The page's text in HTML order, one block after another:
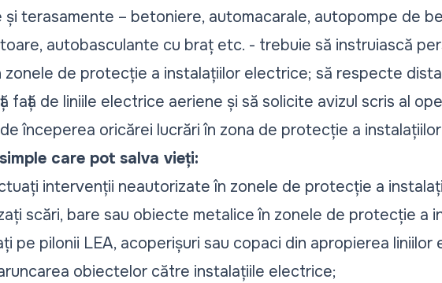
și terasamente – betoniere, automacarale, autopompe de
autobasculante cu braț etc. - trebuie să instruiască
zonele de protecție a instalațiilor electrice; să respecte
față de liniile electrice aeriene și să solicite avizul scris al
începerea oricărei lucrări în zona de protecție a
care pot salva vieți:
intervenții neautorizate în zonele de protecție a
scări, bare sau obiecte metalice în zonele de protecție a
pe pilonii LEA, acoperișuri sau copaci din apropierea liniilor
obiectelor către instalațiile electrice;